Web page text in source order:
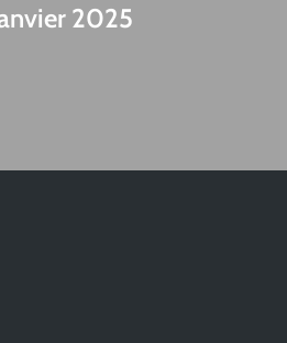
2025